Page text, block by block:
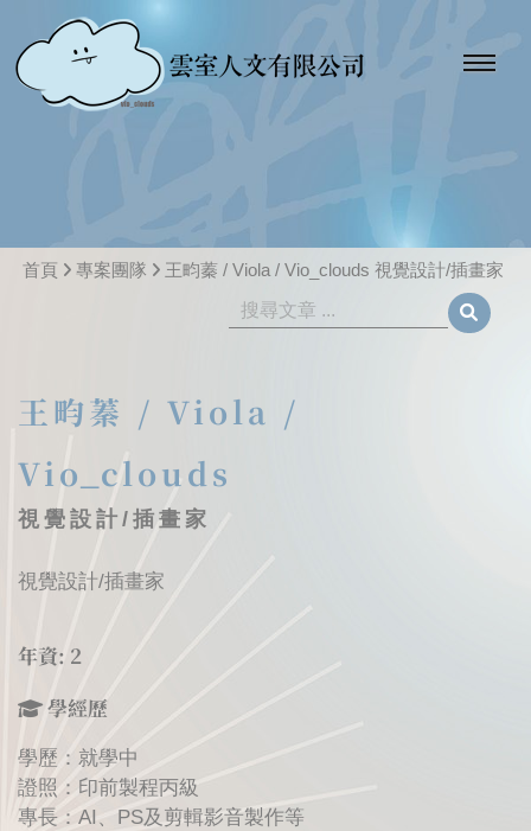
首頁 專案團隊 王畇蓁 / Viola / Vio_clouds 視覺設計/插畫家
王畇蓁 / Viola /
Vio_clouds
視覺設計/插畫家
視覺設計/插畫家
年資: 2
學經歷
學歷：就學中
證照：印前製程丙級
專長：AI、PS及剪輯影音製作等